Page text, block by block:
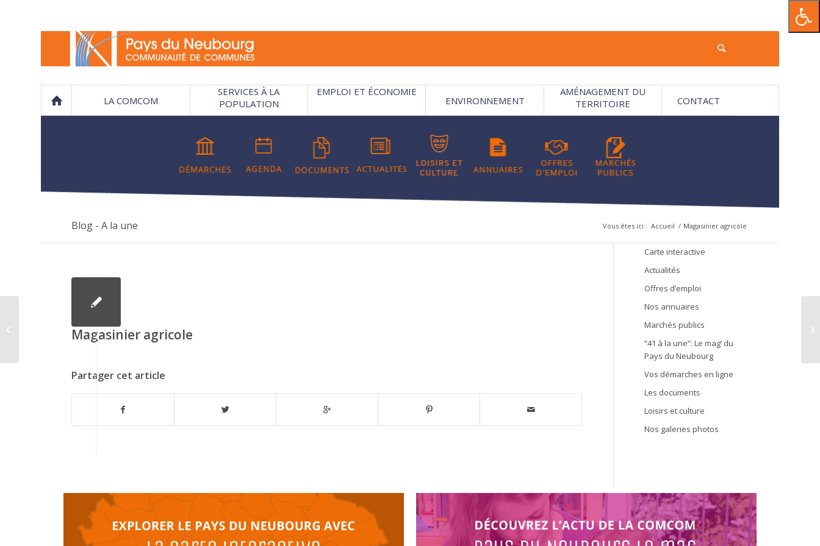
LA COMCOM
SERVICES À LA
POPULATION
EMPLOI ET ÉCONOMIE
ENVIRONNEMENT
AMÉNAGEMENT DU
TERRITOIRE
CONTACT
Blog - A la une Vous êtes ici : Accueil / Magasinier agricole
Magasinier agricole
Partager cet article
Carte interactive
Actualités
Offres d’emploi
Nos annuaires
Marchés publics
“41 à la une”: Le mag’ du
Pays du Neubourg
Vos démarches en ligne
Les documents
Loisirs et culture
Nos galeries photos
Agent de maintenance